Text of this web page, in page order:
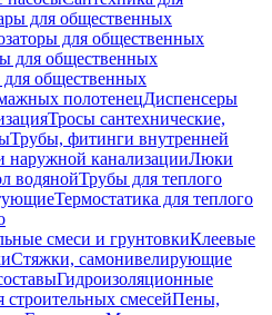
для общественных
для общественных
для общественных
общественных
полотенецДиспенсеры
Тросы сантехнические,
Трубы, фитинги внутренней
наружной канализацииЛюки
водянойТрубы для теплого
Термостатика для теплого
смеси и грунтовкиКлеевые
Стяжки, самонивелирующие
Гидроизоляционные
строительных смесейПены,